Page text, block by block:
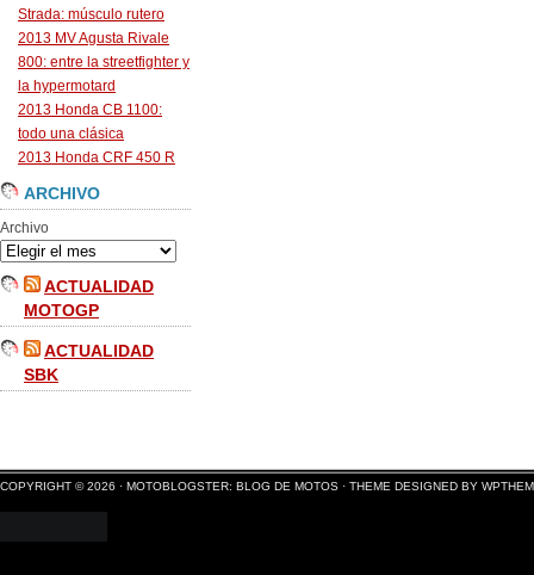
Strada: músculo rutero
2013 MV Agusta Rivale
800: entre la streetfighter y
la hypermotard
2013 Honda CB 1100:
todo una clásica
2013 Honda CRF 450 R
ARCHIVO
Archivo
ACTUALIDAD
MOTOGP
ACTUALIDAD
SBK
COPYRIGHT © 2026 · MOTOBLOGSTER: BLOG DE MOTOS · THEME DESIGNED BY